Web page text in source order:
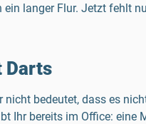
langer Flur. Jetzt fehlt
Darts
bedeutet, dass es
Ihr bereits im Office: eine